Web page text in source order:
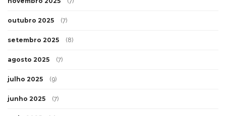
outubro 2025 (7)
setembro 2025 (8)
agosto 2025 (7)
julho 2025 (9)
junho 2025 (7)